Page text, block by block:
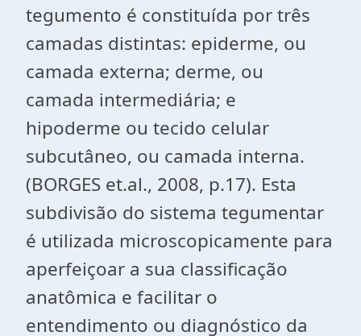
tegumento é constituída por três
camadas distintas: epiderme, ou
camada externa; derme, ou
camada intermediária; e
hipoderme ou tecido celular
subcutâneo, ou camada interna.
(BORGES et.al., 2008, p.17). Esta
subdivisão do sistema tegumentar
é utilizada microscopicamente para
aperfeiçoar a sua classificação
anatômica e facilitar o
entendimento ou diagnóstico da